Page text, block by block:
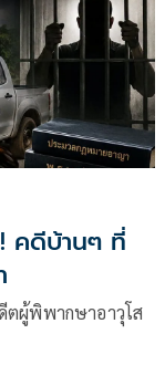
คดีบ้านๆ ที่
ตผู้พิพากษาอาวุโส